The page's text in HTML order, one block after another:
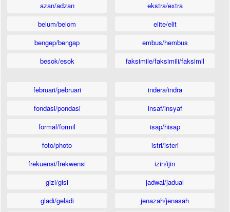
azan/adzan
belum/belom
bengep/bengap
besok/esok
ekstra/extra
elite/elit
embus/hembus
faksimile/faksimili/faksimil
februari/pebruari
fondasi/pondasi
formal/formil
foto/photo
frekuensi/frekwensi
gizi/gisi
gladi/geladi
indera/indra
insaf/insyaf
isap/hisap
istri/isteri
izin/ijin
jadwal/jadual
jenazah/jenasah